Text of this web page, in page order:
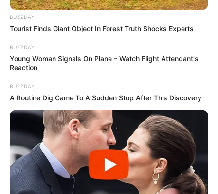
BUZZDAY
Tourist Finds Giant Object In Forest Truth Shocks Experts
BUZZDAY
Young Woman Signals On Plane – Watch Flight Attendant's
Reaction
BUZZDAY
A Routine Dig Came To A Sudden Stop After This Discovery